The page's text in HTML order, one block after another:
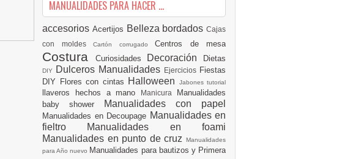
MANUALIDADES PARA HACER ...
accesorios Acertijos Belleza bordados Cajas
con moldes Cartón corrugado Centros de mesa
Costura Curiosidades Decoración Dietas
DIY Dulceros Manualidades Ejercicios Fiestas
DIY Flores con cintas Halloween Jabones tutorial
llaveros hechos a mano Manicura Manualidades
baby shower
Manualidades con papel
Manualidades en Decoupage Manualidades en
fieltro Manualidades en foami
Manualidades en punto de cruz
Manualidades
para Año nuevo Manualidades para bautizos y Primera